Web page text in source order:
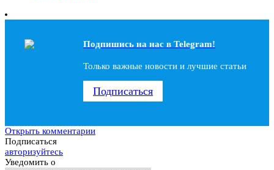
Подпишись на наc в Telegram!
Только важные новости и лучшие статьи
Подписаться
Открыть комментарии
Подписаться
авторизуйтесь
Уведомить о